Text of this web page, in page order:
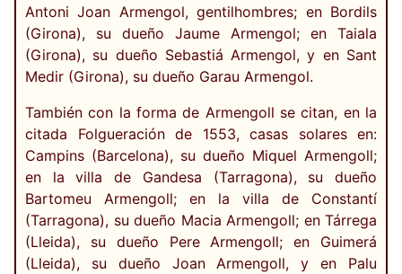
Antoni Joan Armengol, gentilhombres; en Bordils
(Girona), su dueño Jaume Armengol; en Taiala
(Girona), su dueño Sebastiá Armengol, y en Sant
Medir (Girona), su dueño Garau Armengol.
También con la forma de Armengoll se citan, en la
citada Folgueración de 1553, casas solares en:
Campins (Barcelona), su dueño Miquel Armengoll;
en la villa de Gandesa (Tarragona), su dueño
Bartomeu Armengoll; en la villa de Constantí
(Tarragona), su dueño Macia Armengoll; en Tárrega
(Lleida), su dueño Pere Armengoll; en Guimerá
(Lleida), su dueño Joan Armengoll, y en Palu